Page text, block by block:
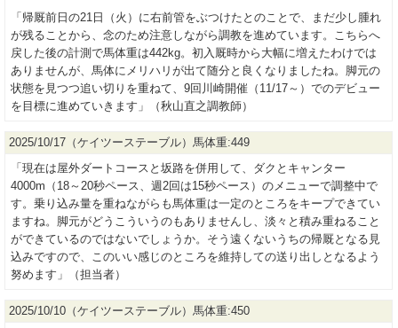
「帰厩前日の21日（火）に右前管をぶつけたとのことで、まだ少し腫れ
が残ることから、念のため注意しながら調教を進めています。こちらへ
戻した後の計測で馬体重は442kg。初入厩時から大幅に増えたわけでは
ありませんが、馬体にメリハリが出て随分と良くなりましたね。脚元の
状態を見つつ追い切りを重ねて、9回川崎開催（11/17～）でのデビュー
を目標に進めていきます」（秋山直之調教師）
2025/10/17（ケイツーステーブル）馬体重:449
「現在は屋外ダートコースと坂路を併用して、ダクとキャンター
4000m（18～20秒ペース、週2回は15秒ペース）のメニューで調整中で
す。乗り込み量を重ねながらも馬体重は一定のところをキープできてい
ますね。脚元がどうこういうのもありませんし、淡々と積み重ねること
ができているのではないでしょうか。そう遠くないうちの帰厩となる見
込みですので、このいい感じのところを維持しての送り出しとなるよう
努めます」（担当者）
2025/10/10（ケイツーステーブル）馬体重:450